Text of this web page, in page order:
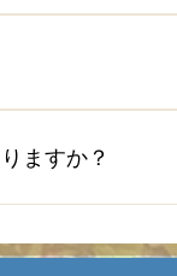
エリアとなって
自転車を走行
(嵐山のレンタル
トで子供料金
ますか？
ソン 徒歩５分